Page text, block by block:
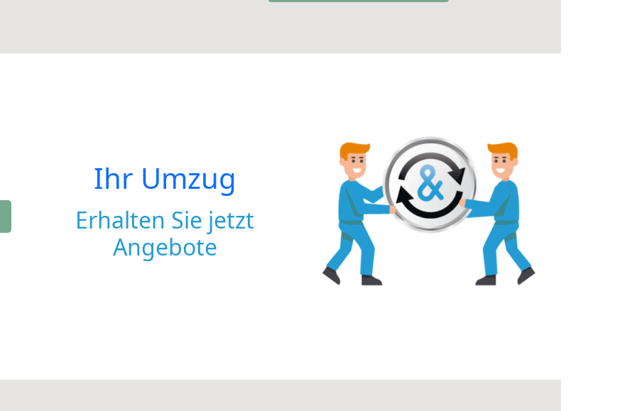
Ihr Umzug
Erhalten Sie jetzt
Angebote